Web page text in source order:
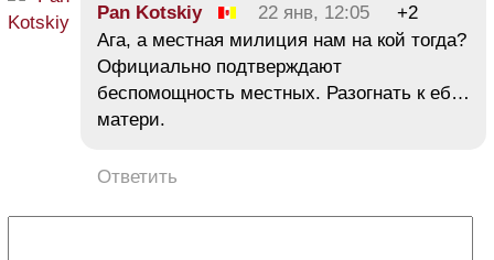
Pan Kotskiy 22 янв, 12:05
+2
Ага, а местная милиция нам на кой тогда?
Официально подтверждают
беспомощность местных. Разогнать к еб…
матери.
Ответить